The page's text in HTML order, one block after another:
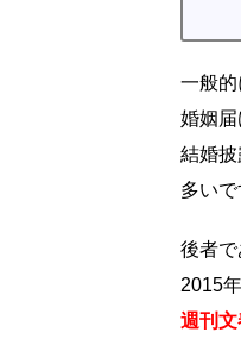
一般
婚姻
結婚
多いで
後者
2015
週刊